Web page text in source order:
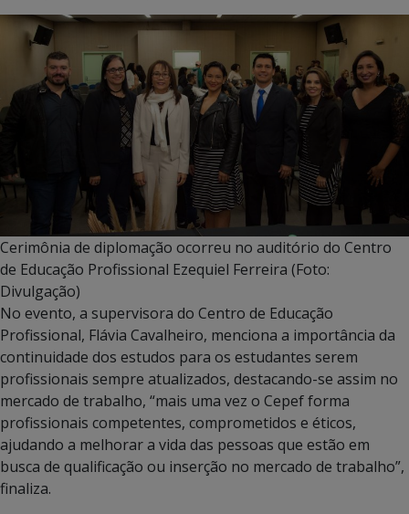
Cerimônia de diplomação ocorreu no auditório do Centro
de Educação Profissional Ezequiel Ferreira (Foto:
Divulgação)
No evento, a supervisora do Centro de Educação
Profissional, Flávia Cavalheiro, menciona a importância da
continuidade dos estudos para os estudantes serem
profissionais sempre atualizados, destacando-se assim no
mercado de trabalho, “mais uma vez o Cepef forma
profissionais competentes, comprometidos e éticos,
ajudando a melhorar a vida das pessoas que estão em
busca de qualificação ou inserção no mercado de trabalho”,
finaliza.